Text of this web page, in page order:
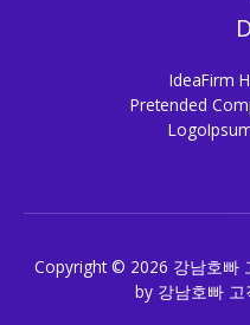
IdeaFirm
Pretended
Copyright © 2026 강남호빠
by 강남호빠